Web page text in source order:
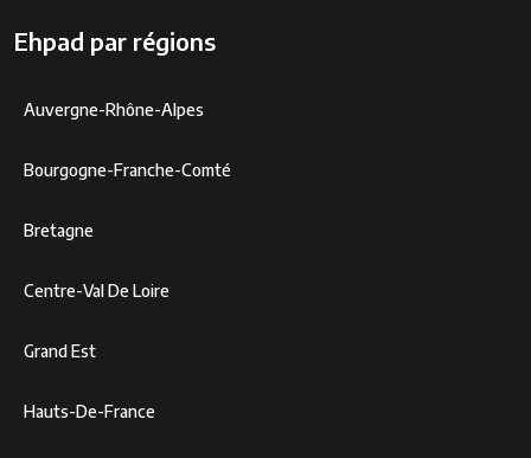
Ehpad par régions
Auvergne-Rhône-Alpes
Bourgogne-Franche-Comté
Bretagne
Centre-Val De Loire
Grand Est
Hauts-De-France